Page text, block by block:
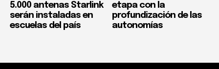
5.000 antenas Starlink
serán instaladas en
escuelas del país
etapa con la
profundización de las
autonomías